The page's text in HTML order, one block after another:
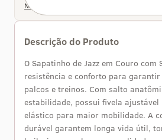
Não sei meu CEP
Descrição do Produto
O Sapatinho de Jazz em Couro
resistência e conforto para
palcos e treinos. Com salto
estabilidade, possui fivela ajustável
elástico para maior mobilidade. A
durável garantem longa vida útil,